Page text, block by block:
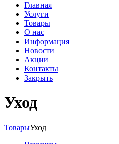
Главная
Услуги
Товары
О нас
Информация
Новости
Акции
Контакты
Закрыть
Уход
ТоварыУход